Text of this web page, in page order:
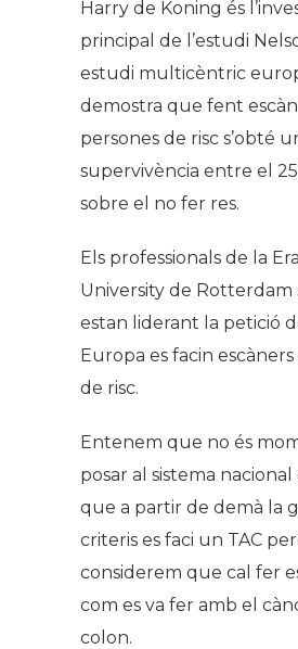
Harry de Koning és
principal de l’estudi
estudi multicèntric
demostra que fent
persones de risc s’obté
supervivència entre el
sobre el no fer res.
Els professionals de la
University de Rotterdam
estan liderant la petició
Europa es facin
de risc.
Entenem que no és
posar al sistema
que a partir de demà la
criteris es faci un TAC
considerem que cal fer
com es va fer amb el
colon.